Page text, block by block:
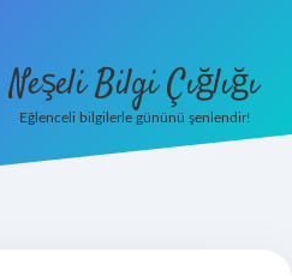
Neşeli Bilgi Çığlığı
Eğlenceli bilgilerle gününü şenlendir!